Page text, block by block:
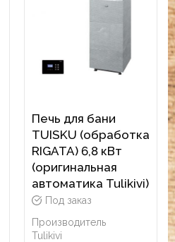
Печь для бани
TUISKU (обработка
RIGATA) 6,8 кВт
(оригинальная
автоматика Tulikivi)
Под заказ
Производитель
Tulikivi